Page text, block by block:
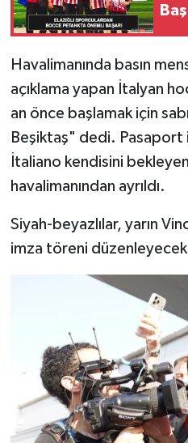
Havalimanında basın
açıklama yapan İtalyan
an önce başlamak için
Beşiktaş" dedi. Pasaport
İtaliano kendisini
havalimanından ayrıldı.
Siyah-beyazlılar, yarın
imza töreni